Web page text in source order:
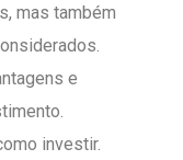
mas também
e
investir.